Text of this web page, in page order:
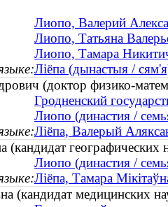
Лиопо, Валерий
Лиопо, Татьяна
Лиопо, Тамара
Ліёпа (дынастыя /
(доктор физико-
Гродненский
Лиопо (династия /
Ліёпа, Валерый
географических
Лиопо (династия /
Ліёпа, Тамара
(кандидат медицинских